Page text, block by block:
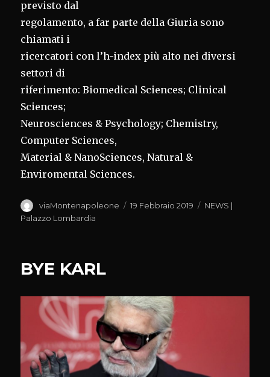
previsto dal
regolamento, a far parte della Giuria sono
chiamati i
ricercatori con l’h-index più alto nei diversi
settori di
riferimento: Biomedical Sciences; Clinical
Sciences;
Neurosciences & Psychology; Chemistry,
Computer Sciences,
Material & NanoSciences, Natural &
Enviromental Sciences.
Autore
viaMontenapoleone
Pubblicato
19 Febbraio 2019 Categorie
NEWS |
Palazzo Lombardia
BYE KARL